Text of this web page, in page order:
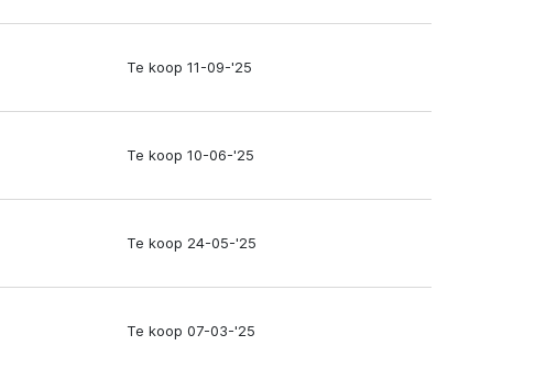
Te koop 11-09-'25
Te koop 10-06-'25
Te koop 24-05-'25
Te koop 07-03-'25